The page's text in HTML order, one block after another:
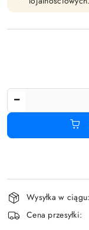
Dostępność
i
dostawa
Wysyłka w ciągu:
Cena przesyłki: